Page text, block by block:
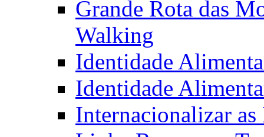
Grande Rota das
Walking
Identidade
Identidade
Internacionalizar